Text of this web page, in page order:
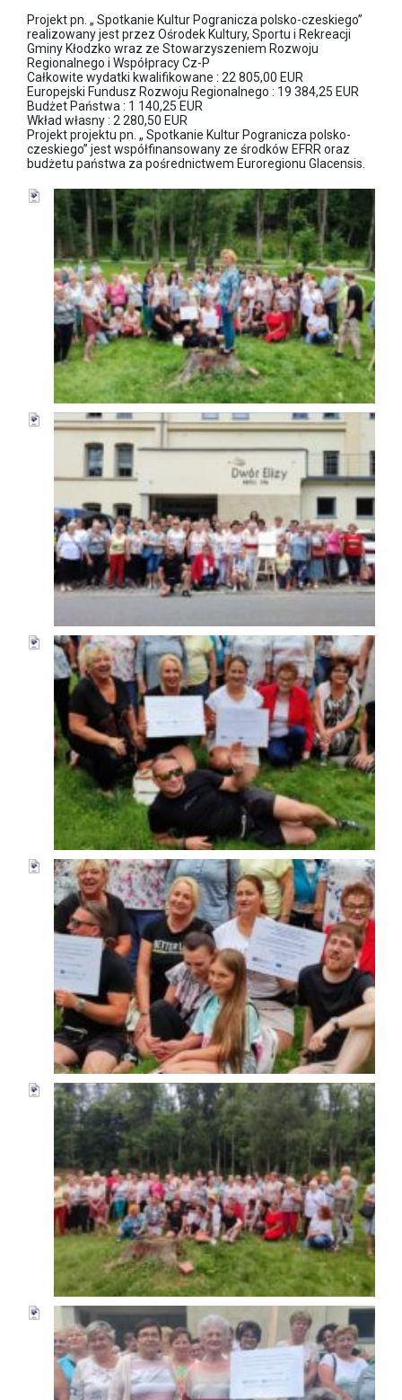
Projekt pn. „ Spotkanie Kultur Pogranicza polsko-czeskiego”
realizowany jest przez Ośrodek Kultury, Sportu i Rekreacji
Gminy Kłodzko wraz ze Stowarzyszeniem Rozwoju
Regionalnego i Współpracy Cz-P
Całkowite wydatki kwalifikowane : 22 805,00 EUR
Europejski Fundusz Rozwoju Regionalnego : 19 384,25 EUR
Budżet Państwa : 1 140,25 EUR
Wkład własny : 2 280,50 EUR
Projekt projektu pn. „ Spotkanie Kultur Pogranicza polsko-
czeskiego” jest współfinansowany ze środków EFRR oraz
budżetu państwa za pośrednictwem Euroregionu Glacensis.